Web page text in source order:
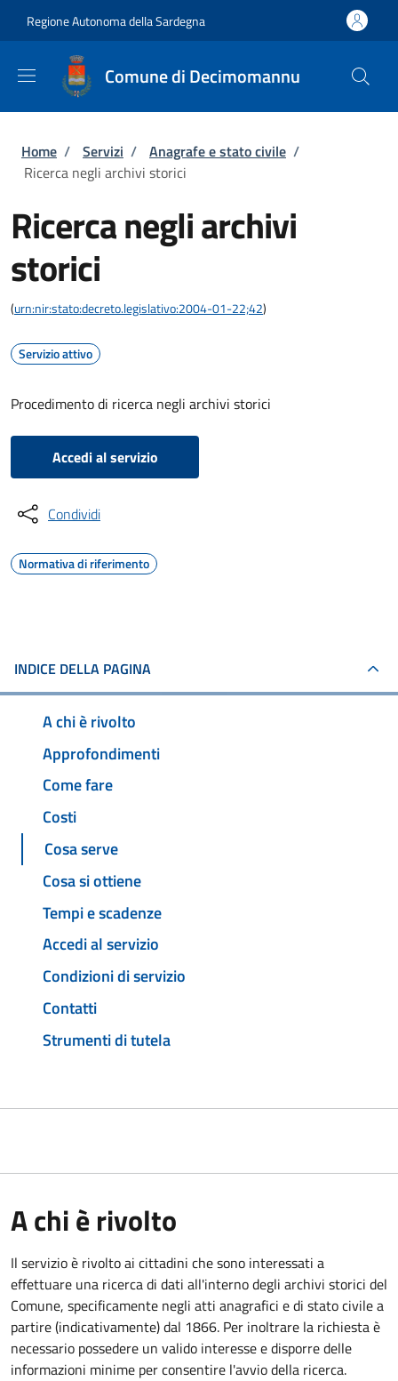
Regione Autonoma della Sardegna
Comune di Decimomannu
Briciole di pane
Home / Servizi / Anagrafe e stato civile /
Ricerca negli archivi storici
Ricerca negli archivi
storici
(urn:nir:stato:decreto.legislativo:2004-01-22;42)
Servizio attivo
Procedimento di ricerca negli archivi storici
Accedi al servizio
Condividi
Normativa di riferimento
INDICE DELLA PAGINA
A chi è rivolto
Approfondimenti
Come fare
Costi
Cosa serve
Cosa si ottiene
Tempi e scadenze
Accedi al servizio
Condizioni di servizio
Contatti
Strumenti di tutela
A chi è rivolto
Il servizio è rivolto ai cittadini che sono interessati a
effettuare una ricerca di dati all'interno degli archivi storici del
Comune, specificamente negli atti anagrafici e di stato civile a
partire (indicativamente) dal 1866. Per inoltrare la richiesta è
necessario possedere un valido interesse e disporre delle
informazioni minime per consentire l'avvio della ricerca.